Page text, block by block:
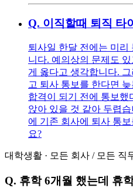
Q. 이직할때 퇴직 타
퇴사일 한달 전에는 미리
니다. 예의상의 문제도
게 옳다고 생각합니다.
고 퇴사 통보를 한다면
합격이 되기 전에 통보했
앉아 있을 것 같아 두렵
에 기존 회사에 퇴사 통
요?
대학생활 · 모든 회사 / 모든 직
Q. 휴학 6개월 했는데 휴